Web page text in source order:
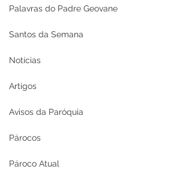
Palavras do Padre Geovane
Santos da Semana
Notícias
Artigos
Avisos da Paróquia
Párocos
Pároco Atual